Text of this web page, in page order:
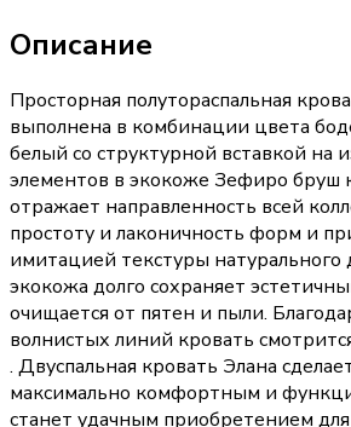
Описание
Просторная полутораспальная
выполнена в комбинации цвета
белый со структурной вставкой на
элементов в экокоже Зефиро бруш
отражает направленность всей
простоту и лаконичность форм и
имитацией текстуры натурального
экокожа долго сохраняет
очищается от пятен и пыли.
волнистых линий кровать
. Двуспальная кровать Элана
максимально комфортным и
станет удачным приобретением